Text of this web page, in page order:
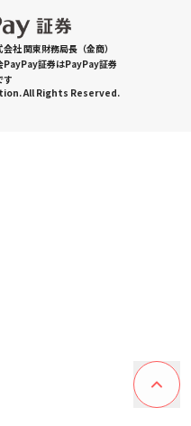
社 関東財務局長（金商）
PayPay証券はPayPay証券
す
All Rights Reserved.